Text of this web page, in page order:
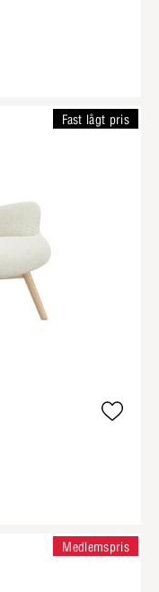
Fast lågt pris
Medlemspris